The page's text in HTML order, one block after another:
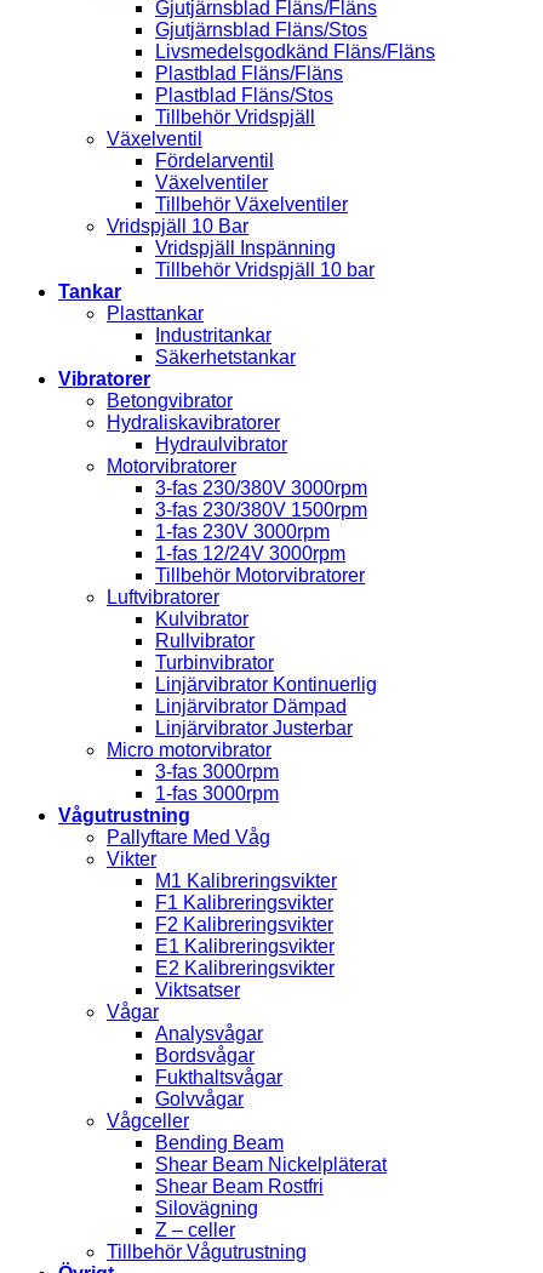
Gjutjärnsblad Fläns/Fläns
Gjutjärnsblad Fläns/Stos
Livsmedelsgodkänd Fläns/Fläns
Plastblad Fläns/Fläns
Plastblad Fläns/Stos
Tillbehör Vridspjäll
Växelventil
Fördelarventil
Växelventiler
Tillbehör Växelventiler
Vridspjäll 10 Bar
Vridspjäll Inspänning
Tillbehör Vridspjäll 10 bar
Tankar
Plasttankar
Industritankar
Säkerhetstankar
Vibratorer
Betongvibrator
Hydraliskavibratorer
Hydraulvibrator
Motorvibratorer
3-fas 230/380V 3000rpm
3-fas 230/380V 1500rpm
1-fas 230V 3000rpm
1-fas 12/24V 3000rpm
Tillbehör Motorvibratorer
Luftvibratorer
Kulvibrator
Rullvibrator
Turbinvibrator
Linjärvibrator Kontinuerlig
Linjärvibrator Dämpad
Linjärvibrator Justerbar
Micro motorvibrator
3-fas 3000rpm
1-fas 3000rpm
Vågutrustning
Pallyftare Med Våg
Vikter
M1 Kalibreringsvikter
F1 Kalibreringsvikter
F2 Kalibreringsvikter
E1 Kalibreringsvikter
E2 Kalibreringsvikter
Viktsatser
Vågar
Analysvågar
Bordsvågar
Fukthaltsvågar
Golvvågar
Vågceller
Bending Beam
Shear Beam Nickelpläterat
Shear Beam Rostfri
Silovägning
Z – celler
Tillbehör Vågutrustning